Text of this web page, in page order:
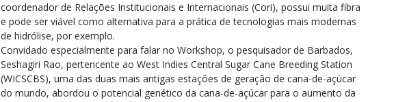
coordenador de Relações Institucionais e Internacionais (Cori), possui muita fibra
e pode ser viável como alternativa para a prática de tecnologias mais modernas
de hidrólise, por exemplo.
Convidado especialmente para falar no Workshop, o pesquisador de Barbados,
Seshagiri Rao, pertencente ao West Indies Central Sugar Cane Breeding Station
(WICSCBS), uma das duas mais antigas estações de geração de cana-de-açúcar
do mundo, abordou o potencial genético da cana-de-açúcar para o aumento da